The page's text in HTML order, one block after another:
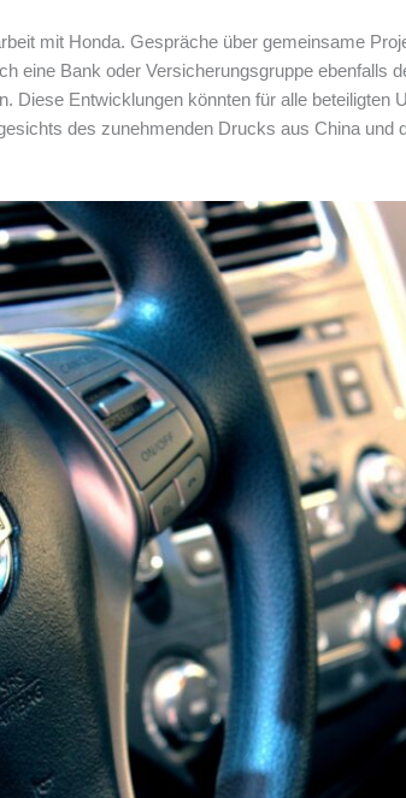
mit Honda. Gespräche über gemeinsame
eine Bank oder Versicherungsgruppe ebenfalls
Diese Entwicklungen könnten für alle beteiligten
des zunehmenden Drucks aus China und